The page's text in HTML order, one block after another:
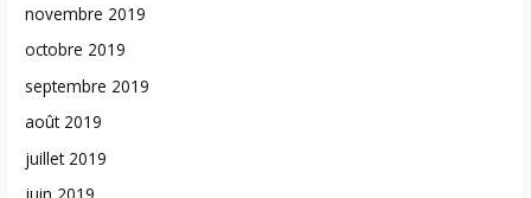
novembre 2019
octobre 2019
septembre 2019
août 2019
juillet 2019